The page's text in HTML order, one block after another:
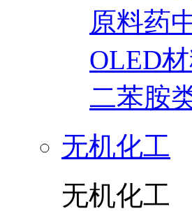
原料药
OLED
二苯胺
无机化工
无机化工